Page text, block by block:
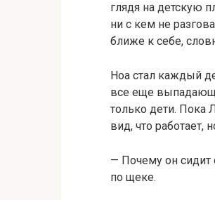
глядя на детскую
ни с кем не
ближе к себе,
Ноа стал каждый
все еще
только дети. Пока
вид, что работает,
— Почему он
по щеке.